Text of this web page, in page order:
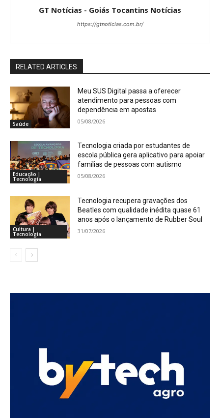
GT Notícias - Goiás Tocantins Notícias
https://gtnoticias.com.br/
RELATED ARTICLES
Saúde
Meu SUS Digital passa a oferecer
atendimento para pessoas com
dependência em apostas
05/08/2026
Educação |
Tecnologia
Tecnologia criada por estudantes de
escola pública gera aplicativo para apoiar
famílias de pessoas com autismo
05/08/2026
Cultura |
Tecnologia
Tecnologia recupera gravações dos
Beatles com qualidade inédita quase 61
anos após o lançamento de Rubber Soul
31/07/2026